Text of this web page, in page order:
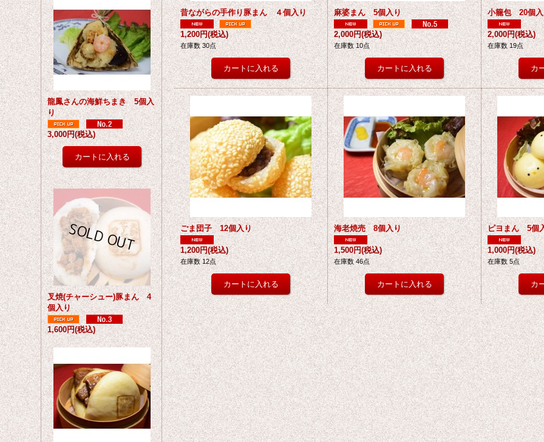
龍鳳さんの海鮮ちまき 5個入
り
3,000円(税込)
叉焼(チャーシュー)豚まん 4
個入り
1,600円(税込)
昔ながらの手作り豚まん ４個入り
1,200円(税込)
在庫数 30点
麻婆まん 5個入り
2,000円(税込)
在庫数 10点
小籠包 20個
2,000円(税込)
在庫数 19点
ごま団子 12個入り
1,200円(税込)
在庫数 12点
海老焼売 8個入り
1,500円(税込)
在庫数 46点
ピヨまん 5個
1,000円(税込)
在庫数 5点